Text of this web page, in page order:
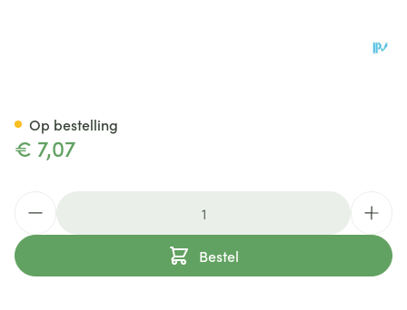
€ 7,07
Bestel
Op bestelling